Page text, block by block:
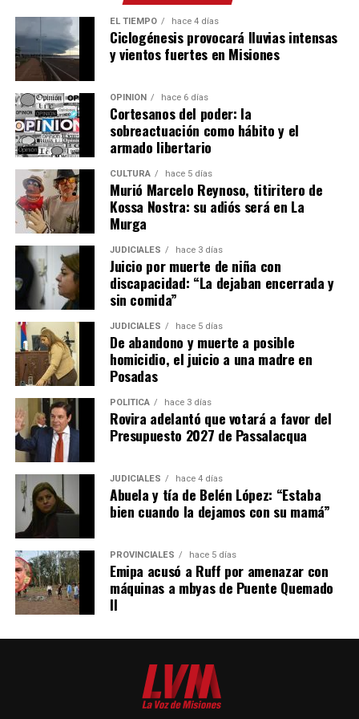
– Los propietarios podrán intimidar a los
que adeudan el pagode sus contratos, pero le deberán
otorgar un
plazo de al menos 10 díascorridos para
ponerse al día, que se contarán desde que reciben la
– La notificación se deberá realizar en el domicilio
denunciado en el contrato o también por correo
electrónico y deberá precisar el lugar exacto del pago.
– Si se mantiene el incumplimiento del inquilino, el
propietario puede iniciar la acción de desalojo que se
efectuará en un plazo de 10 días hábiles.
– El propietario no puede negarse a recibir las llaves ni
poner condiciones para aceptarlas, aunque puede dejar
asentado por escrito que quedan deudas pendientes por
reclamar después.
– En el caso de que hayamenores o adultos en
situación de desamparado,
intervención obligatoria a los organismos de protección
locales y al Ministerio Público Tutelar.
Expropiaciones
– La declaración de utilidad pública se deberá aplicar de
manera restrictiva declaración de “utilidad pública”
deberá interpretarse de manera restrictiva.
– El Estado deberá fundamentar los motivos claramente
de esa medida.
cesante.
– La tasa de interés que se deberá pagar será la del
Índice de precios al Consumidor más la tasa del Banco
Nación a treinta días. No se realizará la transferencia sin
EL TIEMPO hace 4 días
Ciclogénesis provocará lluvias intensas
y vientos fuertes en Misiones
OPINIÓN hace 6 días
Cortesanos del poder: la
sobreactuación como hábito y el
armado libertario
CULTURA hace 5 días
Murió Marcelo Reynoso, titiritero de
Kossa Nostra: su adiós será en La
Murga
JUDICIALES hace 3 días
Juicio por muerte de niña con
discapacidad: “La dejaban encerrada y
sin comida”
JUDICIALES hace 5 días
De abandono y muerte a posible
homicidio, el juicio a una madre en
Posadas
POLÍTICA hace 3 días
Rovira adelantó que votará a favor del
Presupuesto 2027 de Passalacqua
JUDICIALES hace 4 días
Abuela y tía de Belén López: “Estaba
bien cuando la dejamos con su mamá”
PROVINCIALES hace 5 días
Emipa acusó a Ruff por amenazar con
máquinas a mbyas de Puente Quemado
II